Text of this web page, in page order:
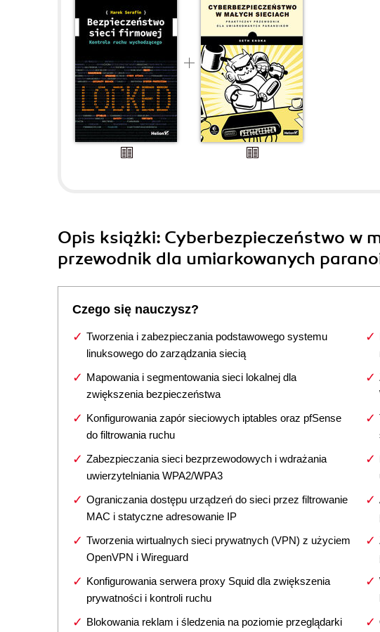
Opis książki: Cyberbezpieczeństwo w
przewodnik dla umiarkowanych
Czego się nauczysz?
Tworzenia i zabezpieczania podstawowego systemu
linuksowego do zarządzania siecią
Mapowania i segmentowania sieci lokalnej dla
zwiększenia bezpieczeństwa
Konfigurowania zapór sieciowych iptables oraz pfSense
do filtrowania ruchu
Zabezpieczania sieci bezprzewodowych i wdrażania
uwierzytelniania WPA2/WPA3
Ograniczania dostępu urządzeń do sieci przez filtrowanie
MAC i statyczne adresowanie IP
Tworzenia wirtualnych sieci prywatnych (VPN) z użyciem
OpenVPN i Wireguard
Konfigurowania serwera proxy Squid dla zwiększenia
prywatności i kontroli ruchu
Blokowania reklam i śledzenia na poziomie przeglądarki